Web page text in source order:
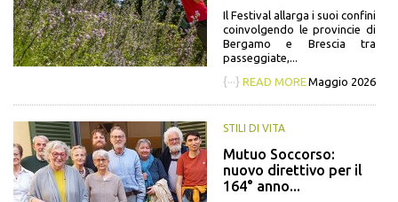
Il Festival allarga i suoi confini
coinvolgendo le provincie di
Bergamo e Brescia tra
passeggiate,...
{···} READ MOREMaggio 2026
STILI DI VITA
Mutuo Soccorso:
nuovo direttivo per il
164° anno...